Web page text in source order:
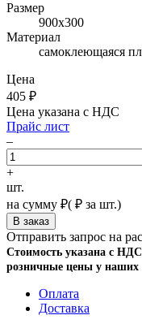
Размер
900х300
Материал
самоклеющаяся
Цена
405 ₽
Цена указана с НДС
Прайс лист
–
+
шт.
на сумму ₽( ₽ за шт.)
Отправить запрос на
Стоимость указана с
розничные цены у наших
Оплата
Доставка